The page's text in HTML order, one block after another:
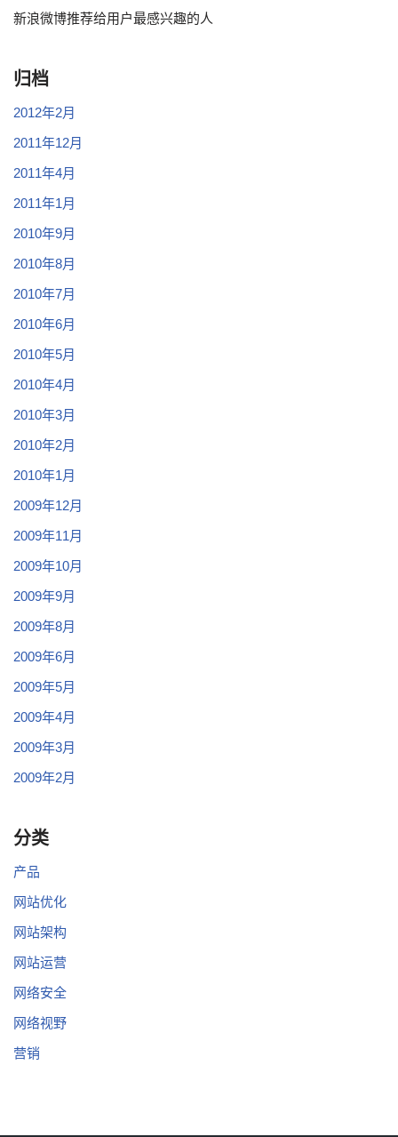
新浪微博推荐给用户最感兴趣的人
归档
2012年2月
2011年12月
2011年4月
2011年1月
2010年9月
2010年8月
2010年7月
2010年6月
2010年5月
2010年4月
2010年3月
2010年2月
2010年1月
2009年12月
2009年11月
2009年10月
2009年9月
2009年8月
2009年6月
2009年5月
2009年4月
2009年3月
2009年2月
分类
产品
网站优化
网站架构
网站运营
网络安全
网络视野
营销